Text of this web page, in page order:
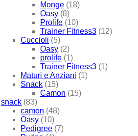
Monge (18)
Oasy (8)
Prolife (10)
Trainer Fitness3 (12)
Cuccioli (5)
Oasy (2)
prolife (1)
Trainer Fitness3 (1)
Maturi e Anziani (1)
Snack (15)
Camon (15)
snack (83)
camon (48)
Oasy (10)
Pedigree (7)